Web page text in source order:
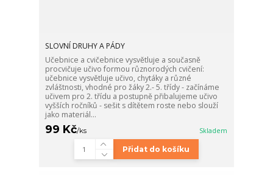
SLOVNÍ DRUHY A PÁDY
Učebnice a cvičebnice vysvětluje a současně
procvičuje učivo formou různorodých cvičení:
učebnice vysvětluje učivo, chytáky a různé
zvláštnosti, vhodné pro žáky 2.- 5. třídy - začínáme
učivem pro 2. třídu a postupně přibalujeme učivo
vyšších ročníků - sešit s dítětem roste nebo slouží
jako materiál...
99 Kč/ks Skladem
Přidat do košíku